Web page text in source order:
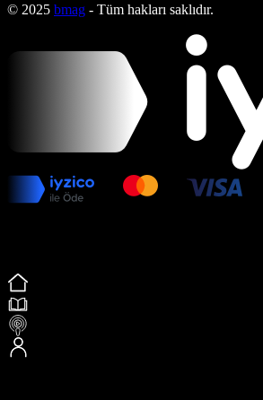
© 2025 bmag - Tüm hakları saklıdır.